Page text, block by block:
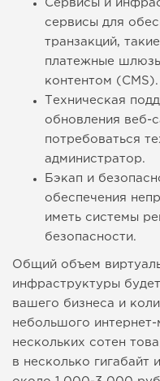
Сервисы и
сервисы для
транзакций,
платежные
контентом (CMS).
Техническая
обновления веб-
потребоваться
администратор.
Бэкап и
обеспечения
иметь системы
безопасности.
Общий объем
инфраструктуры
вашего бизнеса и
небольшого интернет-
нескольких сотен
в несколько гигабайт